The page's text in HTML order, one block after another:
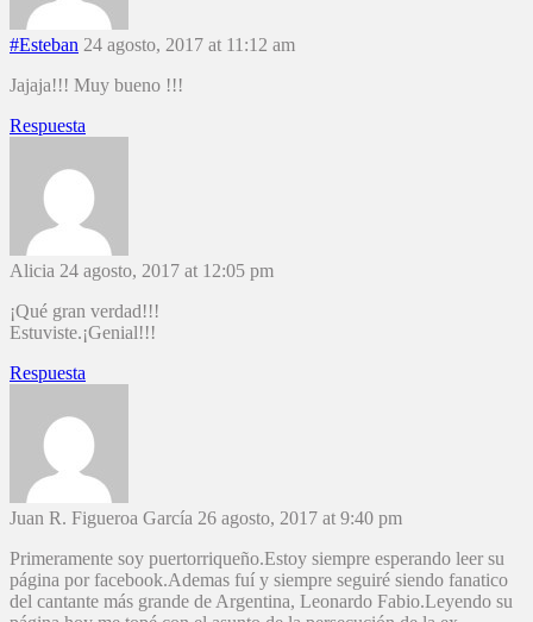
#Esteban 24 agosto, 2017 at 11:12 am
Jajaja!!! Muy bueno !!!
Respuesta
Alicia 24 agosto, 2017 at 12:05 pm
¡Qué gran verdad!!!
Estuviste.¡Genial!!!
Respuesta
Juan R. Figueroa García 26 agosto, 2017 at 9:40 pm
Primeramente soy puertorriqueño.Estoy siempre esperando leer su
página por facebook.Ademas fuí y siempre seguiré siendo fanatico
del cantante más grande de Argentina, Leonardo Fabio.Leyendo su